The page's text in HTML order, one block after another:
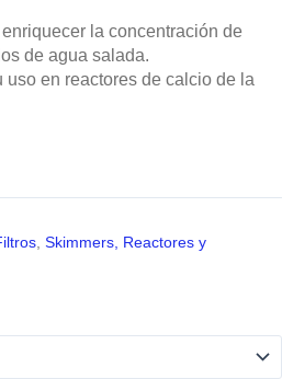
la concentración de
de agua salada.
uso en reactores de calcio de la
Skimmers, Reactores y